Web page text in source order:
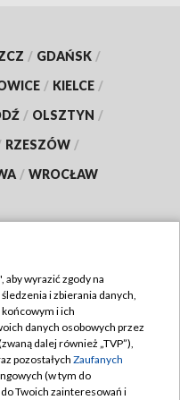
/ GDAŃSK /
/ KIELCE /
/ OLSZTYN /
RZESZÓW /
/ WROCŁAW
TVP
wyrazić zgody na
i zbierania danych,
i ich
danych osobowych przez
dalej również „TVP”),
pozostałych Zaufanych
(w tym do
Twoich zainteresowań i